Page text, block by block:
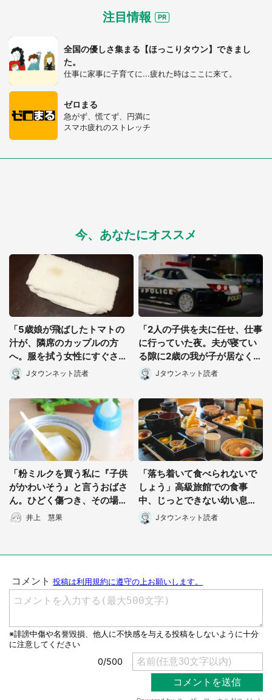
都道府選択
注目情報
全国の優しさ集まる【ほっこりタウン】できまし
た。
仕事に家事に子育てに...疲れた時はここに来て。
ゼロまる
急がず、慌てず、円満に
スマホ疲れのストレッチ
今、あなたにオススメ
「5歳娘が飛ばしたトマトの
汁が、隣席のカップルの方
へ。服を拭う女性にすぐさま
謝罪したけれど...」（千葉
県・30代女性）
Jタウンネット読者
「2人の子供を夫に任せ、仕事
に行っていた夜。夫が寝てい
る隙に2歳の我が子が居なくな
り...」（北海道・40代女性）
Jタウンネット読者
「粉ミルクを買う私に『子供
がかわいそう』と言うおばさ
ん。ひどく傷つき、その場を
離れようとすると...」（群馬
県・30代女性）
井上 慧果
「落ち着いて食べられないで
しょう」高級旅館での食事
中、じっとできない幼い息子
に中年の男性客が...（東京
都・40代男性）
Jタウンネット読者